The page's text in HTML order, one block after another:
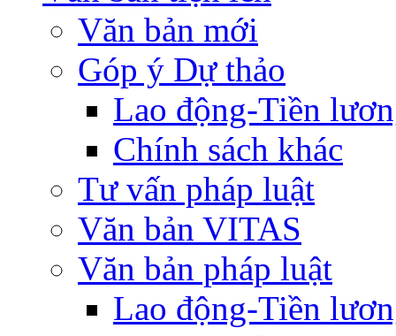
Văn bản mới
Góp ý Dự thảo
Lao động-Tiền
Chính sách khác
Tư vấn pháp luật
Văn bản VITAS
Văn bản pháp luật
Lao động-Tiền